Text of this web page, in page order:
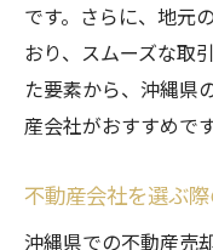
です。さらに、地元
おり、スムーズな取
た要素から、沖縄県
産会社がおすすめです
不動産会社を選ぶ
沖縄県での不動産売